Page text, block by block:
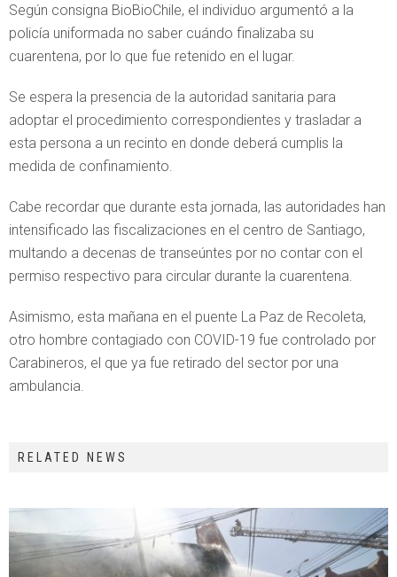
Según consigna BioBioChile, el individuo argumentó a la
policía uniformada no saber cuándo finalizaba su
cuarentena, por lo que fue retenido en el lugar.
Se espera la presencia de la autoridad sanitaria para
adoptar el procedimiento correspondientes y trasladar a
esta persona a un recinto en donde deberá cumplis la
medida de confinamiento.
Cabe recordar que durante esta jornada, las autoridades han
intensificado las fiscalizaciones en el centro de Santiago,
multando a decenas de transeúntes por no contar con el
permiso respectivo para circular durante la cuarentena.
Asimismo, esta mañana en el puente La Paz de Recoleta,
otro hombre contagiado con COVID-19 fue controlado por
Carabineros, el que ya fue retirado del sector por una
ambulancia.
RELATED NEWS